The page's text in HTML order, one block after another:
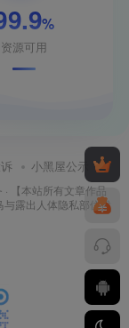
%
资源可用
小黑屋公示
· 【本站所有文章作品
露出人体隐私部位投